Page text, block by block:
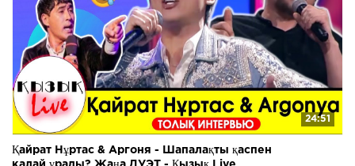
24:51
Қайрат Нұртас & Аргоня - Шапалақты қаспен